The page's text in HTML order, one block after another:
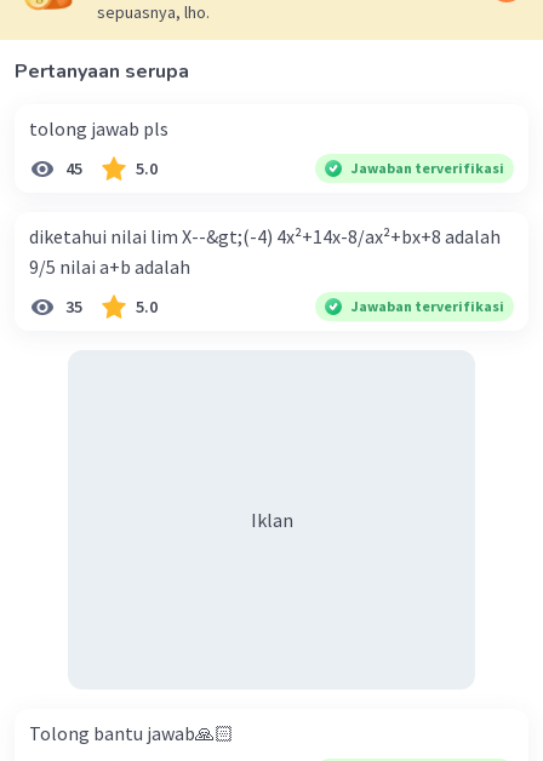
sepuasnya, lho.
Pertanyaan serupa
tolong jawab pls
45 5.0 Jawaban terverifikasi
diketahui nilai lim X--&gt;(-4) 4x²+14x-8/ax²+bx+8 adalah
9/5 nilai a+b adalah
35 5.0 Jawaban terverifikasi
Iklan
Tolong bantu jawab🙏🏻